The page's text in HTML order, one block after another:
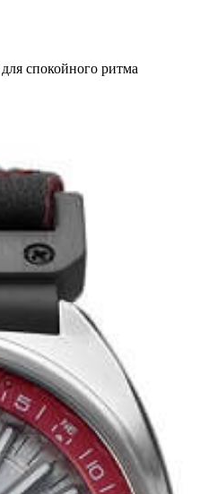
спокойного ритма